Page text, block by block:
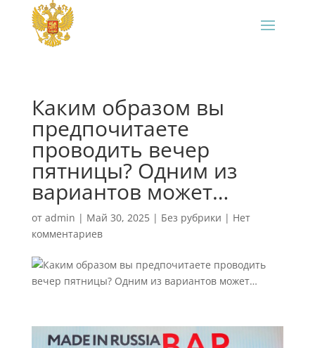
Каким образом вы
предпочитаете
проводить вечер
пятницы? Одним из
вариантов может…
от admin | Май 30, 2025| Без рубрики | Нет
комментариев